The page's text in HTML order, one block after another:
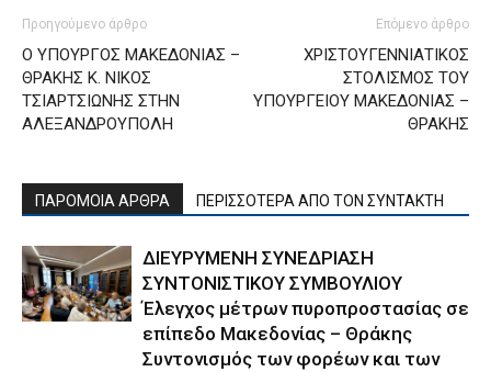
Προηγούμενο άρθρο
Ο ΥΠΟΥΡΓΟΣ ΜΑΚΕΔΟΝΙΑΣ –
ΘΡΑΚΗΣ Κ. ΝΙΚΟΣ
ΤΣΙΑΡΤΣΙΩΝΗΣ ΣΤΗΝ
ΑΛΕΞΑΝΔΡΟΥΠΟΛΗ
Επόμενο άρθρο
ΧΡΙΣΤΟΥΓΕΝΝΙΑΤΙΚΟΣ
ΣΤΟΛΙΣΜΟΣ ΤΟΥ
ΥΠΟΥΡΓΕΙΟΥ ΜΑΚΕΔΟΝΙΑΣ –
ΘΡΑΚΗΣ
ΠΑΡΟΜΟΙΑ ΑΡΘΡΑ ΠΕΡΙΣΣΟΤΕΡΑ ΑΠΟ ΤΟΝ ΣΥΝΤΑΚΤΗ
ΔΙΕΥΡΥΜΕΝΗ ΣΥΝΕΔΡΙΑΣΗ
ΣΥΝΤΟΝΙΣΤΙΚΟΥ ΣΥΜΒΟΥΛΙΟΥ
Έλεγχος μέτρων πυροπροστασίας σε
επίπεδο Μακεδονίας – Θράκης
Συντονισμός των φορέων και των